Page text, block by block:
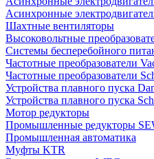
Асинхронные
Шахтные вентиляторы
Высоковольтные
Системы бесперебойного
Частотные преобразователи
Частотные преобразователи
Устройства плавного пуска
Устройства плавного пуска
Мотор редукторы
Промышленные редукторы
Промышленная автоматика
Муфты KTR